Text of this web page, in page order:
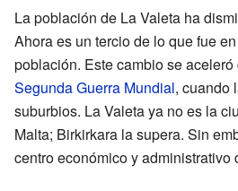
La población de La Valeta ha
Ahora es un tercio de lo que fue
población. Este cambio se
Segunda Guerra Mundial, cuando
suburbios. La Valeta ya no es la
Malta; Birkirkara la supera. Sin
centro económico y administrativo